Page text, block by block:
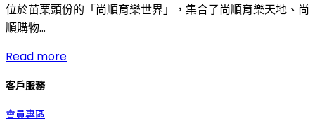
位於苗栗頭份的「尚順育樂世界」，集合了尚順育樂天地、尚
順購物…
Read more
客戶服務
會員專區